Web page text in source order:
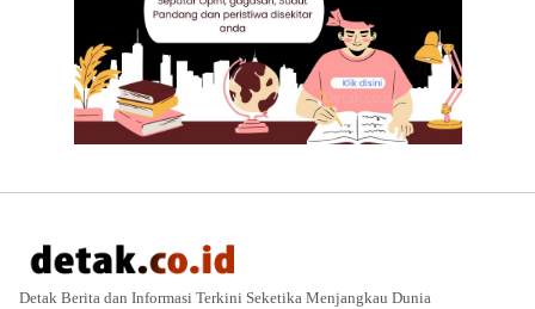
Detak Berita dan Informasi Terkini Seketika Menjangkau Dunia